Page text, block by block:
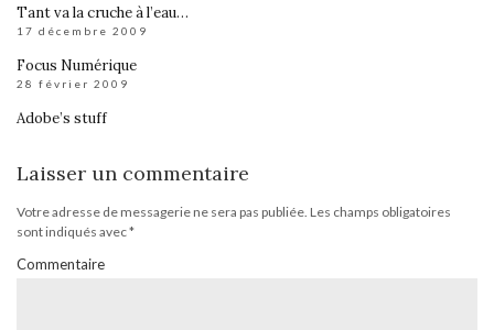
Tant va la cruche à l’eau…
17 décembre 2009
Focus Numérique
28 février 2009
Adobe’s stuff
Laisser un commentaire
Votre adresse de messagerie ne sera pas publiée. Les champs obligatoires
sont indiqués avec*
Commentaire